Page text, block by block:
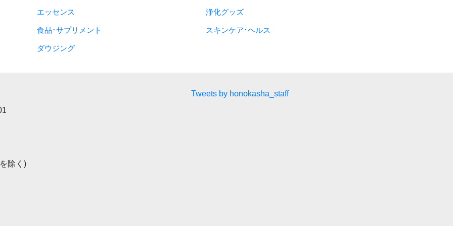
エッセンス 浄化グッズ
食品･サプリメント スキンケア･ヘルス
ダウジング
除く)
Tweets by honokasha_staff